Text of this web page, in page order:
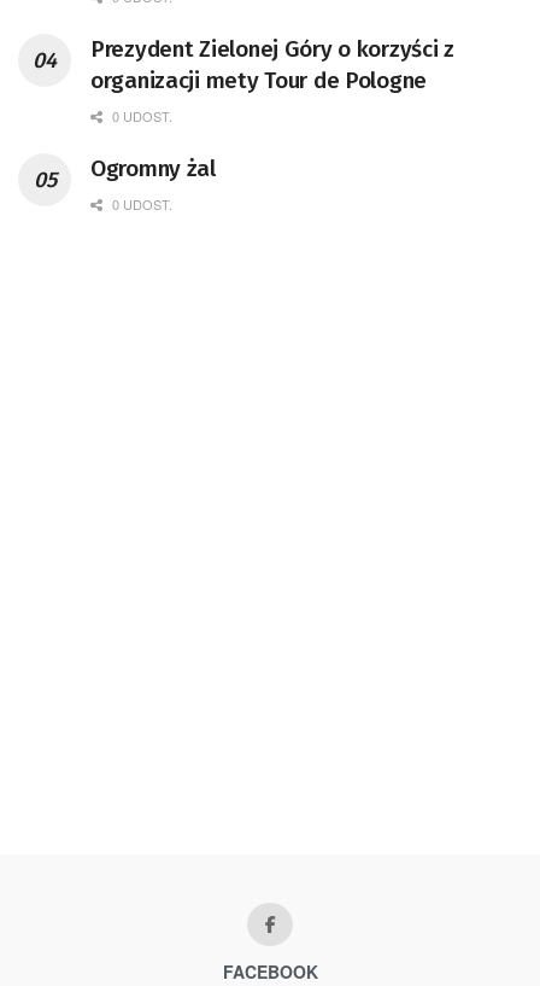
Prezydent Zielonej Góry o korzyści z
organizacji mety Tour de Pologne
0 UDOST.
Ogromny żal
0 UDOST.
FACEBOOK